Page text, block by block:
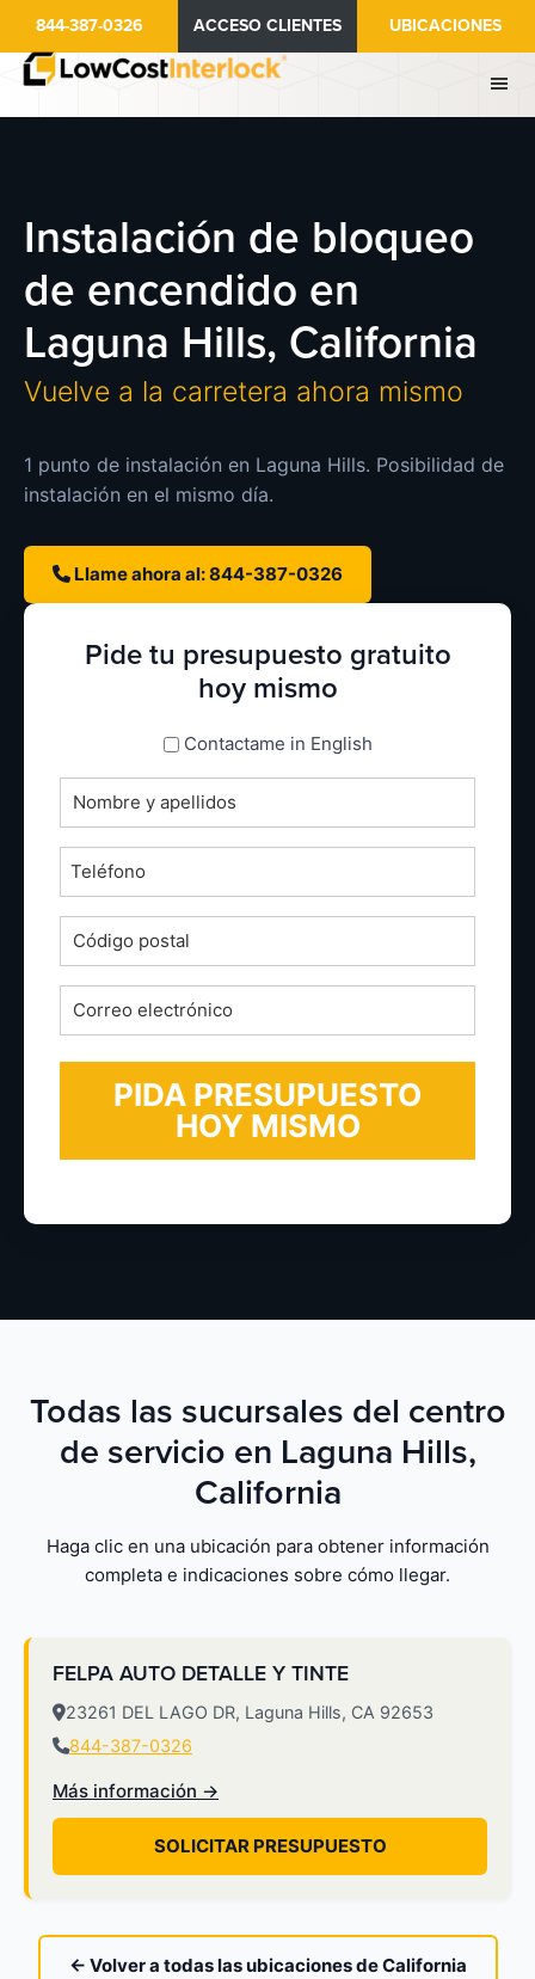
contenido
844-387-0326 ACCESO CLIENTES UBICACIONES
Instalación de bloqueo
de encendido en
Laguna Hills, California
Vuelve a la carretera ahora mismo
1 punto de instalación en Laguna Hills. Posibilidad de
instalación en el mismo día.
Llame ahora al: 844-387-0326
Pide tu presupuesto gratuito
hoy mismo
espanol_espanolContactame in English
Nombre
completo
*Teléfono
Código
postal
*Correo
electrónico
*
Todas las sucursales del centro
de servicio en Laguna Hills,
California
Haga clic en una ubicación para obtener información
completa e indicaciones sobre cómo llegar.
FELPA AUTO DETALLE Y TINTE
23261 DEL LAGO DR, Laguna Hills, CA 92653
844-387-0326
Más información →
SOLICITAR PRESUPUESTO
← Volver a todas las ubicaciones de California